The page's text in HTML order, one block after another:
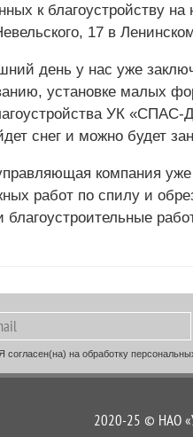
к благоустройству
17 в
день у нас уже
установке малых
УК «СПАС-
снег и можно будет
компания
работ по спилу и
Я согласен(на) на обработку
2020-25 © НАО